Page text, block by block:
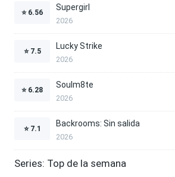
⭐ 6.56
Supergirl
2026
⭐ 7.5
Lucky Strike
2026
⭐ 6.28
Soulm8te
2026
⭐ 7.1
Backrooms: Sin salida
2026
Series: Top de la semana